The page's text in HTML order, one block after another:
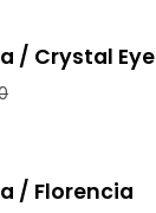
/ Crystal Eye
/ Florencia